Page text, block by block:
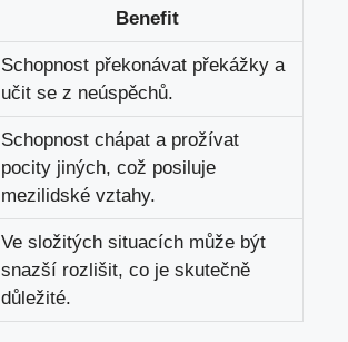
Benefit
Schopnost překonávat překážky a
učit se z neúspěchů.
Schopnost chápat a prožívat
pocity jiných, což posiluje
mezilidské vztahy.
Ve složitých situacích může být
snazší rozlišit, co je skutečně
důležité.